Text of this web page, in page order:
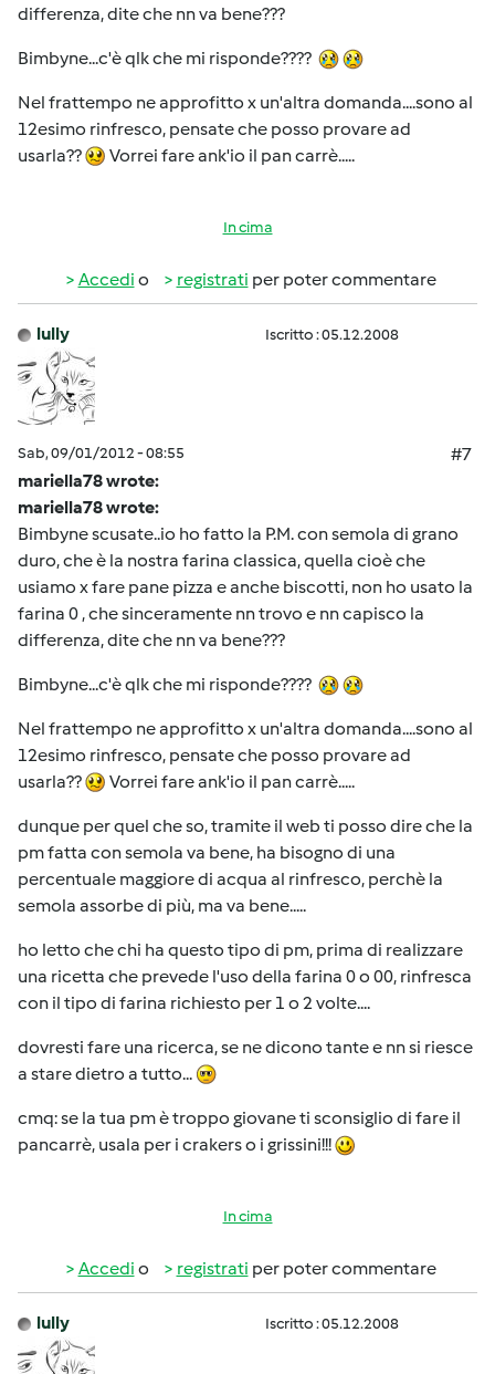
differenza, dite che nn va bene???
Bimbyne...c'è qlk che mi risponde????
Nel frattempo ne approfitto x un'altra domanda....sono al
12esimo rinfresco, pensate che posso provare ad
usarla??
Vorrei fare ank'io il pan carrè.....
In cima
Accedi o registrati per poter commentare
lully Iscritto : 05.12.2008
Sab, 09/01/2012 - 08:55
#7
mariella78 wrote:
mariella78 wrote:
Bimbyne scusate..io ho fatto la P.M. con semola di grano
duro, che è la nostra farina classica, quella cioè che
usiamo x fare pane pizza e anche biscotti, non ho usato la
farina 0 , che sinceramente nn trovo e nn capisco la
differenza, dite che nn va bene???
Bimbyne...c'è qlk che mi risponde????
Nel frattempo ne approfitto x un'altra domanda....sono al
12esimo rinfresco, pensate che posso provare ad
usarla??
Vorrei fare ank'io il pan carrè.....
dunque per quel che so, tramite il web ti posso dire che la
pm fatta con semola va bene, ha bisogno di una
percentuale maggiore di acqua al rinfresco, perchè la
semola assorbe di più, ma va bene.....
ho letto che chi ha questo tipo di pm, prima di realizzare
una ricetta che prevede l'uso della farina 0 o 00, rinfresca
con il tipo di farina richiesto per 1 o 2 volte....
dovresti fare una ricerca, se ne dicono tante e nn si riesce
a stare dietro a tutto...
cmq: se la tua pm è troppo giovane ti sconsiglio di fare il
pancarrè, usala per i crakers o i grissini!!!
In cima
Accedi o registrati per poter commentare
lully Iscritto : 05.12.2008